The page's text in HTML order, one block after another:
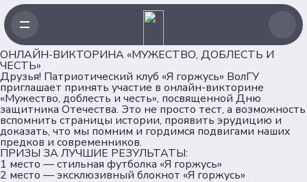
ОНЛАЙН-ВИКТОРИНА «МУЖЕСТВО, ДОБЛЕСТЬ И
ЧЕСТЬ»
Друзья! Патриотический клуб «Я горжусь» ВолГУ
приглашает принять участие в онлайн-викторине
«Мужество, доблесть и честь», посвященной Дню
защитника Отечества. Это не просто тест, а возможность
вспомнить страницы истории, проявить эрудицию и
доказать, что мы помним и гордимся подвигами наших
предков и современников.
ПРИЗЫ ЗА ЛУЧШИЕ РЕЗУЛЬТАТЫ:
1 место — стильная футболка «Я горжусь»
2 место — эксклюзивный блокнот «Я горжусь»
Главная
Новости